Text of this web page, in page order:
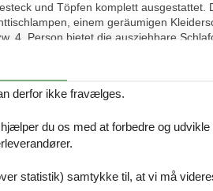
und Töpfen komplett
einem geräumigen
4. Person bietet die ausziehbare
über
sowie ausreichend
können Sie an der Garderobe
und ein Bügelbrett vorhanden.
Wäschetrockner zur Verfügung – diese
einem zu Ihrer Wohnung gehörenden
Hauses abgestellt werden. Sofern
Wohnanlage mieten. Auf Wunsch
in alle Etagen der Wohnanlage
eines Hundes ist auf
derfor ikke fravælges.
du os med at forbedre og
statistik) samtykke til, at vi må